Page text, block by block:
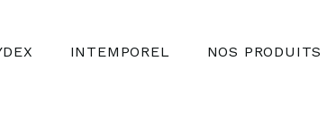
INTEMPOREL NOS PRODUITS